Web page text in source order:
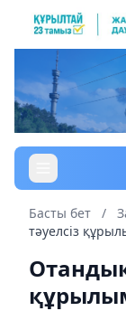
Басты бет /
тәуелсіз